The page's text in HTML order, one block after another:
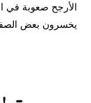
الأرجح صعوبة في
يخسرون بعض